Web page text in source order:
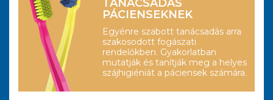
TANÁCSADÁS
PÁCIENSEKNEK
Egyénre szabott tanácsadás arra
szakosodott fogászati
rendelőkben. Gyakorlatban
mutatják és tanítják meg a helyes
szájhigiéniát a páciensek számára.